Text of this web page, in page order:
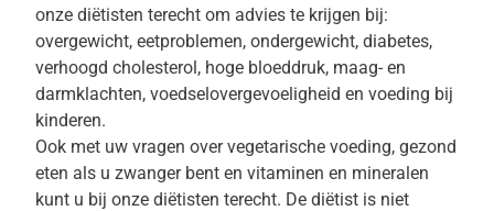
onze diëtisten terecht om advies te krijgen bij:
overgewicht, eetproblemen, ondergewicht, diabetes,
verhoogd cholesterol, hoge bloeddruk, maag- en
darmklachten, voedselovergevoeligheid en voeding bij
kinderen.
Ook met uw vragen over vegetarische voeding, gezond
eten als u zwanger bent en vitaminen en mineralen
kunt u bij onze diëtisten terecht. De diëtist is niet